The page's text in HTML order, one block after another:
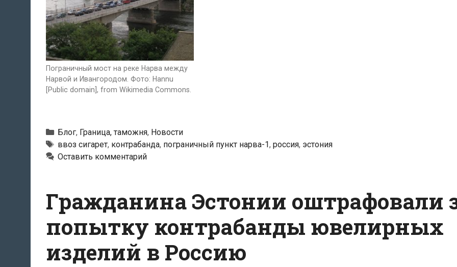
Пограничный мост на реке Нарва между
Нарвой и Ивангородом. Фото: Hannu
[Public domain], from Wikimedia Commons.
Рубрики
Блог, Граница, таможня, Новости
Метки
ввоз сигарет, контрабанда, пограничный пункт нарва-1, россия, эстония
Оставить комментарий
Гражданина Эстонии оштрафовали
попытку контрабанды ювелирных
изделий в Россию